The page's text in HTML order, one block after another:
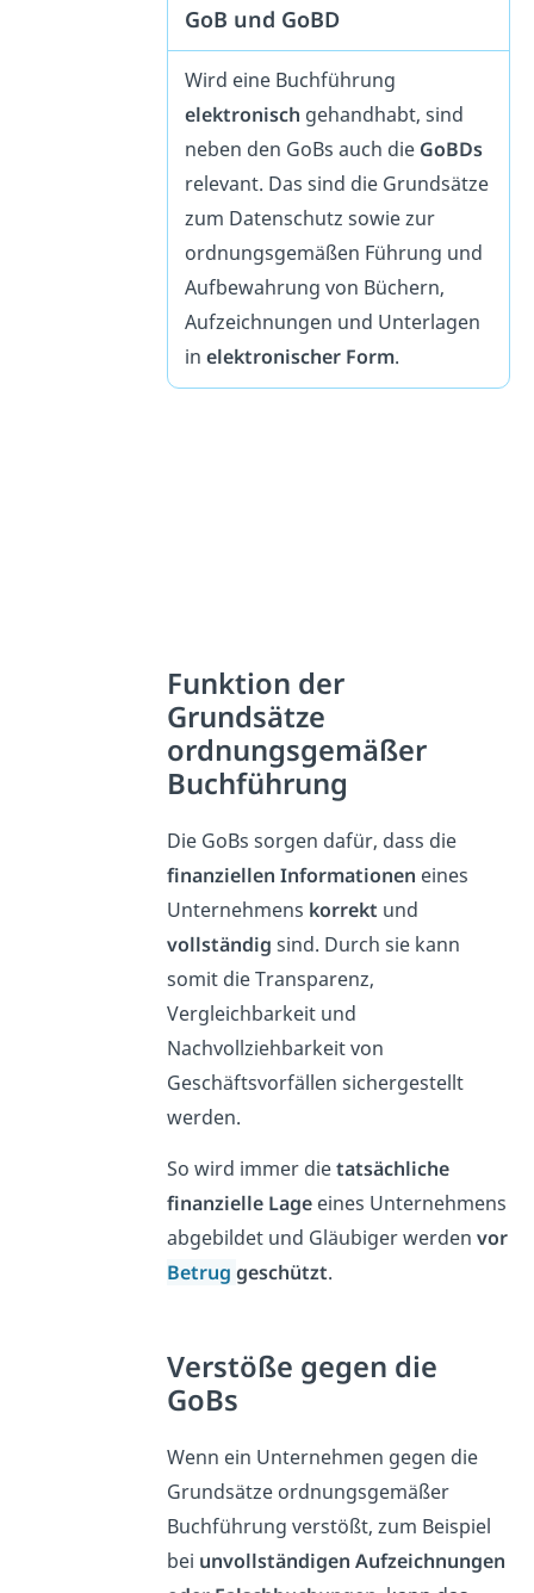
GoB und GoBD
Wird eine Buchführung
elektronisch gehandhabt, sind
neben den GoBs auch die GoBDs
relevant. Das sind die Grundsätze
zum Datenschutz sowie zur
ordnungsgemäßen Führung und
Aufbewahrung von Büchern,
Aufzeichnungen und Unterlagen
inelektronischer Form.
Funktion der
Grundsätze
ordnungsgemäßer
Buchführung
Die GoBs sorgen dafür, dass die
finanziellen Informationen eines
Unternehmens korrekt und
vollständig sind. Durch sie kann
somit die Transparenz,
Vergleichbarkeit und
Nachvollziehbarkeit von
Geschäftsvorfällen sichergestellt
werden.
So wird immer dietatsächliche
finanzielle Lage eines Unternehmens
abgebildet und Gläubiger werdenvor
Betruggeschützt.
Verstöße gegen die
GoBs
Wenn ein Unternehmen gegen die
Grundsätze ordnungsgemäßer
Buchführung verstößt, zum Beispiel
bei unvollständigen Aufzeichnungen